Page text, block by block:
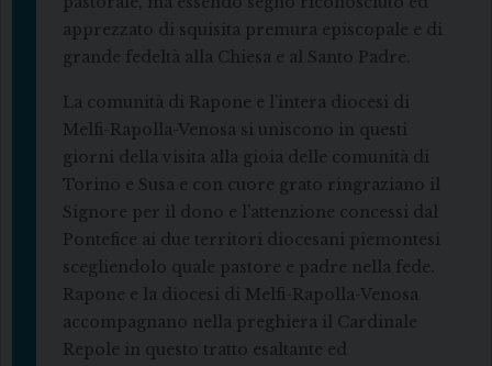
apprezzato di squisita premura episcopale e di
grande fedeltà alla Chiesa e al Santo Padre.
La comunità di Rapone e l’intera diocesi di
Melfi-Rapolla-Venosa si uniscono in questi
giorni della visita alla gioia delle comunità di
Torino e Susa e con cuore grato ringraziano il
Signore per il dono e l’attenzione concessi dal
Pontefice ai due territori diocesani piemontesi
scegliendolo quale pastore e padre nella fede.
Rapone e la diocesi di Melfi-Rapolla-Venosa
accompagnano nella preghiera il Cardinale
Repole in questo tratto esaltante ed